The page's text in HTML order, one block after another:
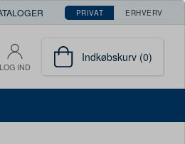
PRIVAT ERHVERV
LOG IND
Indkøbskurv (0)